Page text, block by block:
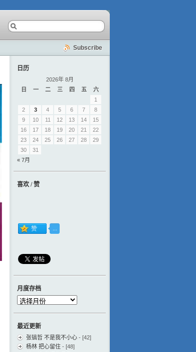
Subscribe
日历
2026年 8月
日
一 二 三 四 五
六
1
2
3 4 5 6 7
8
9
10 11 12 13 14
15
16
17 18 19 20 21
22
23
24 25 26 27 28
29
30
31
« 7月
喜欢 / 赞
月度存档
月
档
最近更新
张镐哲 不是我不小心 - [42]
杨林 把心留住 - [48]